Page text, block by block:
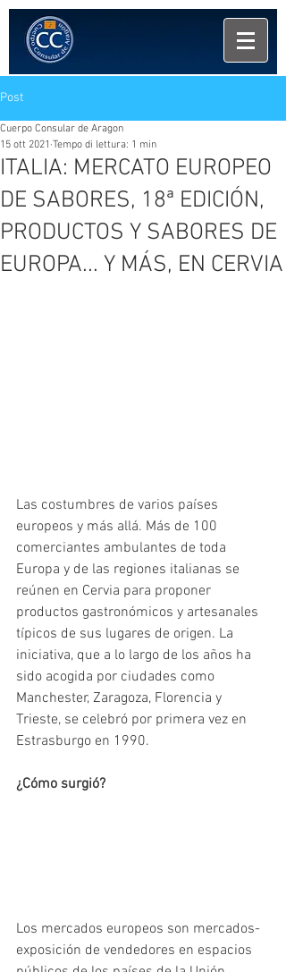
Post
ITALIA: MERCATO EUROPEO
DE SABORES, 18ª EDICIÓN,
PRODUCTOS Y SABORES DE
EUROPA... Y MÁS, EN CERVIA
Cuerpo Consular de Aragon
15 ott 2021 Tempo di lettura: 1 min
Las costumbres de varios países
europeos y más allá. Más de 100
comerciantes ambulantes de toda
Europa y de las regiones italianas se
reúnen en Cervia para proponer
productos gastronómicos y artesanales
típicos de sus lugares de origen. La
iniciativa, que a lo largo de los años ha
sido acogida por ciudades como
Manchester, Zaragoza, Florencia y
Trieste, se celebró por primera vez en
Estrasburgo en 1990.
¿Cómo surgió?
Los mercados europeos son mercados-
exposición de vendedores en espacios